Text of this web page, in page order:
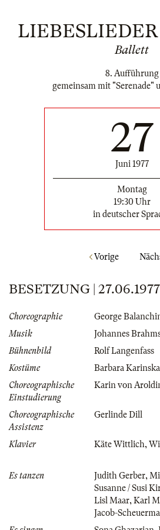
Ballett
8. Aufführung
gemeinsam mit "Serenade"
27
Juni 1977
Montag
19:30 Uhr
in deutscher
Vorige
BESETZUNG | 27.06.1977
Choreographie
George
Musik
Johannes
Bühnenbild
Rolf Langenfass
Kostüme
Barbara Karinska
Choreographische
Einstudierung
Karin von
Choreographische
Assistenz
Gerlinde Dill
Klavier Käte Wittlich,
Es tanzen Judith Gerber,
Susanne / Susi
Lisl Maar, Karl
Jacob-